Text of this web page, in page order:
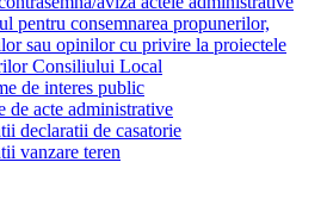
pentru consemnarea propunerilor,
sau opinilor cu privire la proiectele
Consiliului Local
de interes public
de acte administrative
declaratii de casatorie
vanzare teren